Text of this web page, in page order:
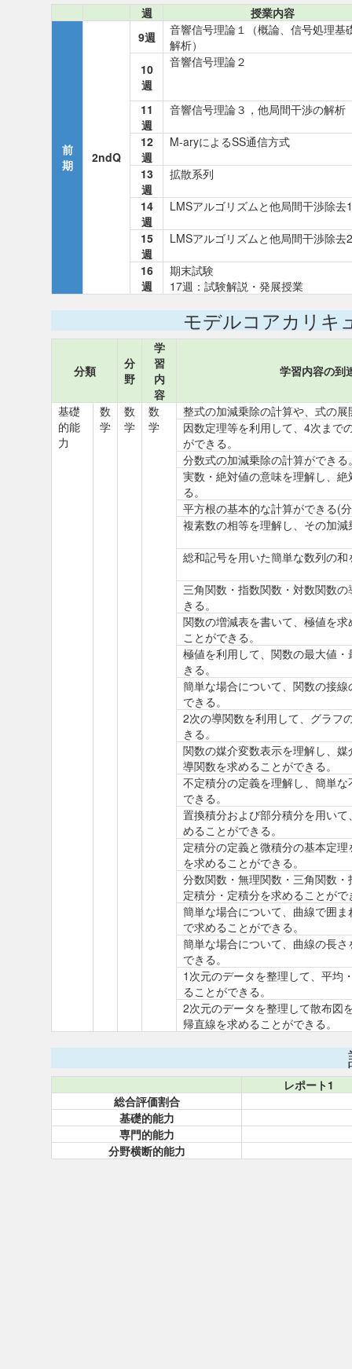
週 授業内容
前
期
2ndQ
9週
音響信号理論１（概論、信号処理基
解析）
10
週
音響信号理論２
11
週
音響信号理論３，他局間干渉の解析
12
週
M-aryによるSS通信方式
13
週
拡散系列
14
週
LMSアルゴリズムと他局間干渉除去1
15
週
LMSアルゴリズムと他局間干渉除去2
16
週
期末試験
17週：試験解説・発展授業
モデルコアカリキ
分類
分
野
学
習
内
容
学習内容の到
基礎
的能
力
数
学
数
学
数
学
整式の加減乗除の計算や、式の
因数定理等を利用して、4次まで
ができる。
分数式の加減乗除の計算ができる
実数・絶対値の意味を理解し、
る。
平方根の基本的な計算ができる(
複素数の相等を理解し、その加
総和記号を用いた簡単な数列の
三角関数・指数関数・対数関数
きる。
関数の増減表を書いて、極値を
ことができる。
極値を利用して、関数の最大値
きる。
簡単な場合について、関数の接
できる。
2次の導関数を利用して、グラフ
きる。
関数の媒介変数表示を理解し、
導関数を求めることができる。
不定積分の定義を理解し、簡単
できる。
置換積分および部分積分を用い
めることができる。
定積分の定義と微積分の基本定
を求めることができる。
分数関数・無理関数・三角関数
定積分・定積分を求めることがで
簡単な場合について、曲線で囲
で求めることができる。
簡単な場合について、曲線の長
できる。
1次元のデータを整理して、平均
ることができる。
2次元のデータを整理して散布図
帰直線を求めることができる。
レポート1
総合評価割合
基礎的能力
専門的能力
分野横断的能力